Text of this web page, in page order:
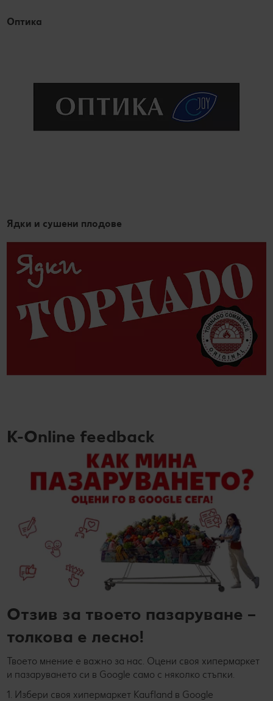
Оптика
Ядки и сушени плодове
K-Online feedback
Отзив за твоето пазаруване –
толкова е лесно!
Твоето мнение е важно за нас. Оцени своя хипермаркет
и пазаруването си в Google само с няколко стъпки.
1. Избери своя хипермаркет Kaufland в Google